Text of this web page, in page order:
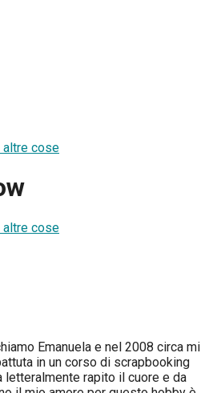
altre cose
altre cose
Emanuela e nel 2008 circa mi
in un corso di scrapbooking
letteralmente rapito il cuore e da